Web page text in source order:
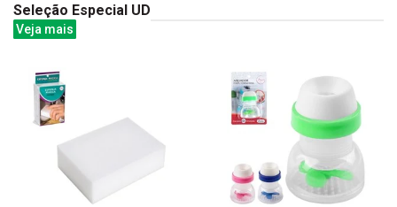
Seleção Especial UD
Veja mais